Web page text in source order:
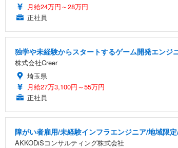
月給24万円～28万円
正社員
独学や未経験からスタートするゲーム開発エンジ
株式会社Creer
埼玉県
月給27万3,100円～55万円
正社員
障がい者雇用/未経験インフラエンジニア/地域限
AKKODiSコンサルティング株式会社